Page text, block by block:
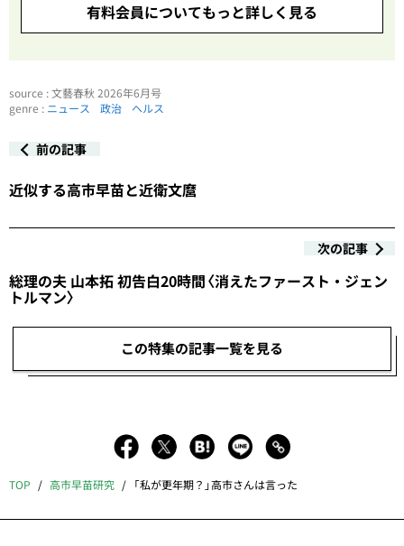
有料会員についてもっと詳しく見る
source : 文藝春秋 2026年6月号
genre : ニュース 政治 ヘルス
前の記事
近似する高市早苗と近衛文麿
次の記事
総理の夫 山本拓 初告白20時間〈消えたファースト・ジェン
トルマン〉
この特集の記事一覧を見る
TOP 高市早苗研究 「私が更年期？」高市さんは言った